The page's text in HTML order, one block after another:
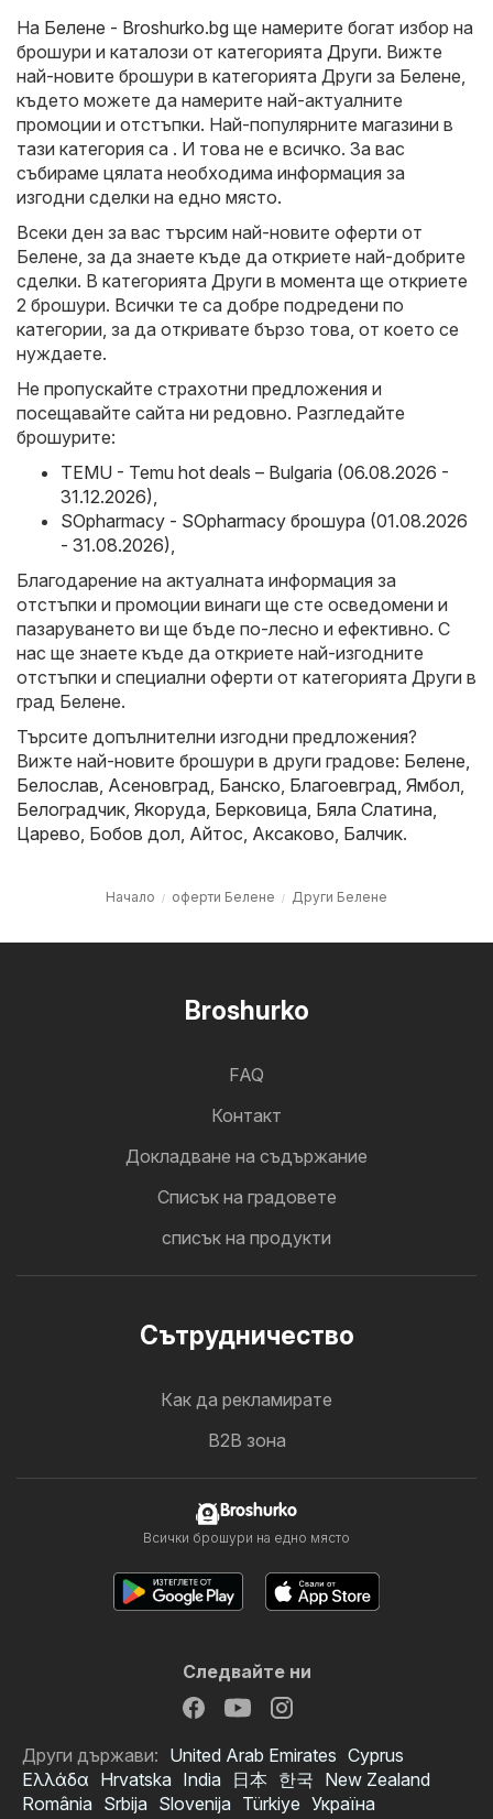
На Белене - Broshurko.bg ще намерите богат избор на
брошури и каталози от категорията Други. Вижте
най-новите брошури в категорията Други за Белене,
където можете да намерите най-актуалните
промоции и отстъпки. Най-популярните магазини в
тази категория са . И това не е всичко. За вас
събираме цялата необходима информация за
изгодни сделки на едно място.
Всеки ден за вас търсим най-новите оферти от
Белене, за да знаете къде да откриете най-добрите
сделки. В категорията Други в момента ще откриете
2 брошури. Всички те са добре подредени по
категории, за да откривате бързо това, от което се
нуждаете.
Не пропускайте страхотни предложения и
посещавайте сайта ни редовно. Разгледайте
брошурите:
TEMU - Temu hot deals – Bulgaria (06.08.2026 -
31.12.2026)
SOpharmacy - SOpharmacy брошура (01.08.2026
- 31.08.2026)
Благодарение на актуалната информация за
отстъпки и промоции винаги ще сте осведомени и
пазаруването ви ще бъде по-лесно и ефективно. С
нас ще знаете къде да откриете най-изгодните
отстъпки и специални оферти от категорията Други в
град Белене.
Търсите допълнителни изгодни предложения?
Вижте най-новите брошури в други градове: Белене
Белослав Асеновград Банско Благоевград Ямбол
Белоградчик Якоруда Берковица Бяла Слатина
Царево Бобов дол Айтос Аксаково Балчик.
Начало оферти Белене Други Белене
Broshurko
FAQ
Контакт
Докладване на съдържание
Cписък на градовете
списък на продукти
Cътрудничество
Как да рекламирате
B2B зона
Broshurko
Всички брошури на едно място
Следвайте ни
Други държави: United Arab Emirates Cyprus
Ελλάδα Hrvatska India 日本 한국 New Zealand
România Srbija Slovenija Türkiye Україна